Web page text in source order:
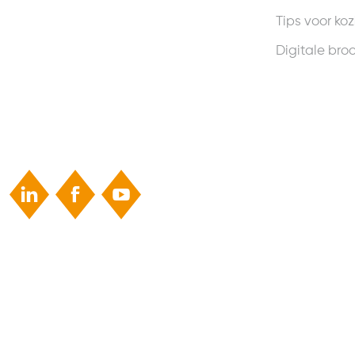
Tips voor
Digitale